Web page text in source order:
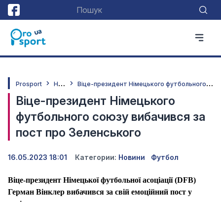
Prosport Н
овини В
іце-президент Німецького футбольного союзу вибачився за пост про Зеленського
Віце-президент Німецького
футбольного союзу вибачився за
пост про Зеленського
16.05.2023 18:01 Категории: Новини Футбол
Віце-президент Німецької футбольної асоціації (DFB)
Герман Вінклер вибачився за свій емоційний пост у